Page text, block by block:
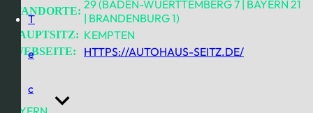
T
e
c
STANDORTE: 29 (BADEN-WUERTTEMBERG 7 | BAYERN 21
| BRANDENBURG 1)
HAUPTSITZ: KEMPTEN
WEBSEITE: HTTPS://AUTOHAUS-SEITZ.DE/